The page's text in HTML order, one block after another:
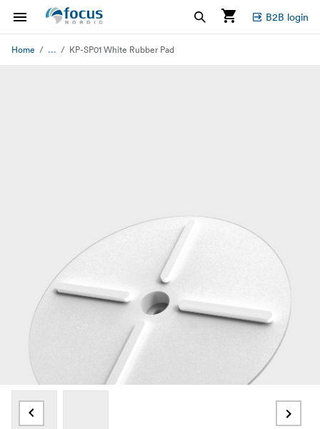
B2B login
Home ... KP-SP01 White Rubber Pad